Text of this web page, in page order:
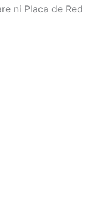
ni Placa de Red